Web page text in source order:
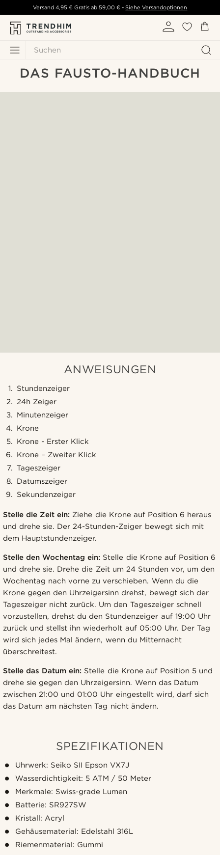
Suchen
Versand 4,95 € Gratis ab 59,00 € - Siehe Versandoptionen
DAS FAUSTO-HANDBUCH
ANWEISUNGEN
Stundenzeiger
24h Zeiger
Minutenzeiger
Krone
Krone - Erster Klick
Krone – Zweiter Klick
Tageszeiger
Datumszeiger
Sekundenzeiger
Stelle die Zeit ein: Ziehe die Krone auf Position 6 heraus
und drehe sie. Der 24-Stunden-Zeiger bewegt sich mit
dem Hauptstundenzeiger.
Stelle den Wochentag ein: Stelle die Krone auf Position 6
und drehe sie. Drehe die Zeit um 24 Stunden vor, um den
Wochentag nach vorne zu verschieben. Wenn du die
Krone gegen den Uhrzeigersinn drehst, bewegt sich der
Tageszeiger nicht zurück. Um den Tageszeiger schnell
vorzustellen, drehst du den Stundenzeiger auf 19:00 Uhr
zurück und stellst ihn wiederholt auf 05:00 Uhr. Der Tag
wird sich jedes Mal ändern, wenn du Mitternacht
überschreitest.
Stelle das Datum ein: Stelle die Krone auf Position 5 und
drehe sie gegen den Uhrzeigersinn. Wenn das Datum
zwischen 21:00 und 01:00 Uhr eingestellt wird, darf sich
das Datum am nächsten Tag nicht ändern.
SPEZIFIKATIONEN
Uhrwerk: Seiko SII Epson VX7J
Wasserdichtigkeit: 5 ATM / 50 Meter
Merkmale: Swiss-grade Lumen
Batterie: SR927SW
Kristall: Acryl
Gehäusematerial: Edelstahl 316L
Riemenmaterial: Gummi